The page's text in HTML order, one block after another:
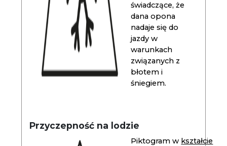
świadczące, że
dana opona
nadaje się do
jazdy w
warunkach
związanych z
błotem i
śniegiem.
Przyczepność na lodzie
Piktogram w kształcie